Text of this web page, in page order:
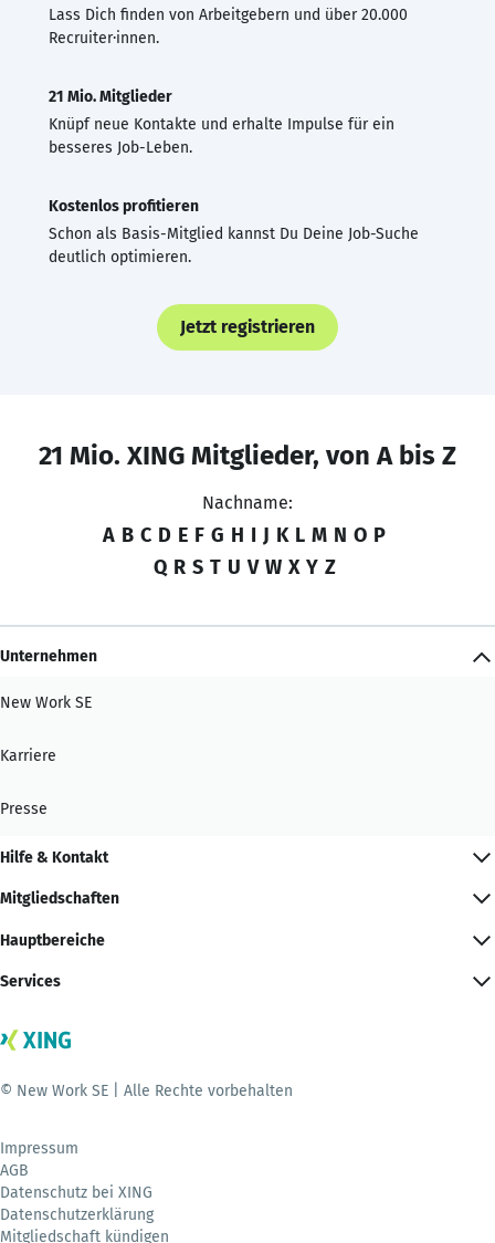
Lass Dich finden von Arbeitgebern und über 20.000
Recruiter·innen.
21 Mio. Mitglieder
Knüpf neue Kontakte und erhalte Impulse für ein
besseres Job-Leben.
Kostenlos profitieren
Schon als Basis-Mitglied kannst Du Deine Job-Suche
deutlich optimieren.
Jetzt registrieren
21 Mio. XING Mitglieder, von A bis Z
Nachname:
A B C D E F G H I J K L M N O P
Q R S T U V W X Y Z
Unternehmen
New Work SE
Karriere
Presse
Hilfe & Kontakt
Mitgliedschaften
Hauptbereiche
Services
© New Work SE | Alle Rechte vorbehalten
Impressum
AGB
Datenschutz bei XING
Datenschutzerklärung
Mitgliedschaft kündigen